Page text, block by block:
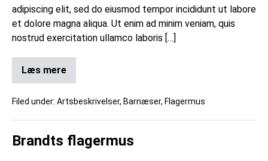
adipiscing elit, sed do eiusmod tempor incididunt ut labore
et dolore magna aliqua. Ut enim ad minim veniam, quis
nostrud exercitation ullamco laboris […]
Læs mere
Filed under: Artsbeskrivelser, Barnæser, Flagermus
Brandts flagermus